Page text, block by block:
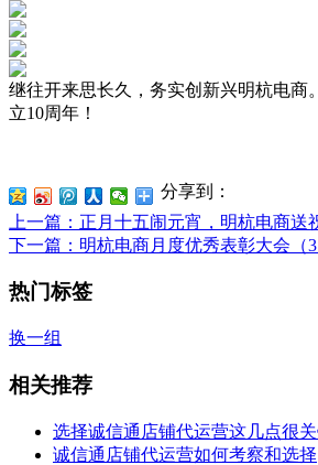
继往开来思长久，务实创新兴明杭电商
立10周年！
分享到：
上一篇 ：正月十五闹元宵，明杭电商送
下一篇 ：明杭电商月度优秀表彰大会（3
热门标签
换一组
相关推荐
选择诚信通店铺代运营这几点很
诚信通店铺代运营如何考察和选择